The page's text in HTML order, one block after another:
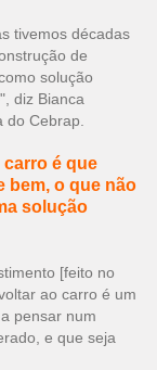
tivemos décadas
de
solução
diz Bianca
Cebrap.
é que
bem, o que não
solução
[feito no
ao carro é um
pensar num
e que seja